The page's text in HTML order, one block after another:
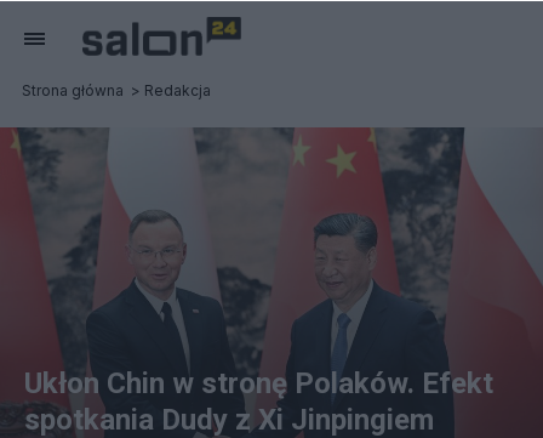
Strona główna Redakcja
Ukłon Chin w stronę Polaków. Efekt
spotkania Dudy z Xi Jinpingiem